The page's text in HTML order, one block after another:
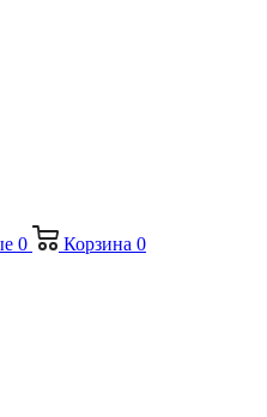
0 Корзина 0